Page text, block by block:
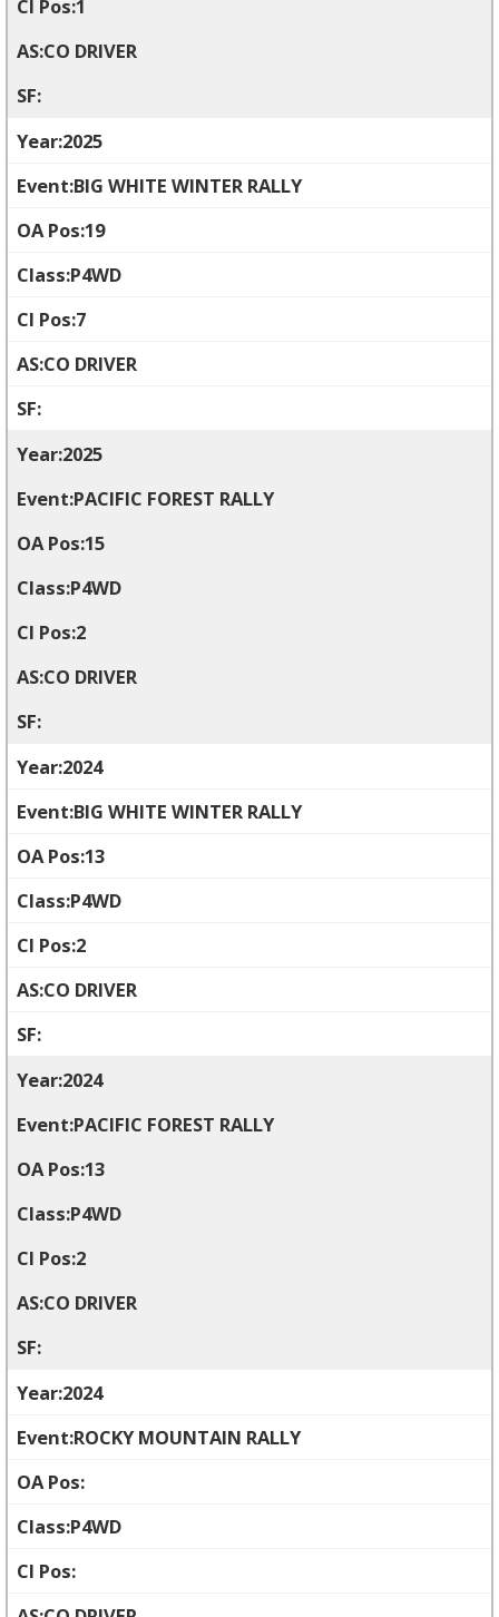
1
CO DRIVER
2025
BIG WHITE WINTER RALLY
19
P4WD
7
CO DRIVER
2025
PACIFIC FOREST RALLY
15
P4WD
2
CO DRIVER
2024
BIG WHITE WINTER RALLY
13
P4WD
2
CO DRIVER
2024
PACIFIC FOREST RALLY
13
P4WD
2
CO DRIVER
2024
ROCKY MOUNTAIN RALLY
P4WD